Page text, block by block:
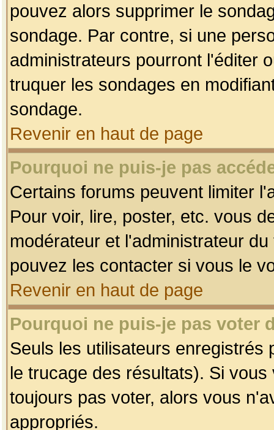
pouvez alors supprimer le
sondage. Par contre, si une
administrateurs pourront l'éditer
truquer les sondages en
sondage.
Revenir en haut de page
Pourquoi ne puis-je pas
Certains forums peuvent limiter
Pour voir, lire, poster, etc. vous
modérateur et l'administrateur
pouvez les contacter si vous le
Revenir en haut de page
Pourquoi ne puis-je pas voter
Seuls les utilisateurs enregistrés
le trucage des résultats). Si
toujours pas voter, alors vous
appropriés.